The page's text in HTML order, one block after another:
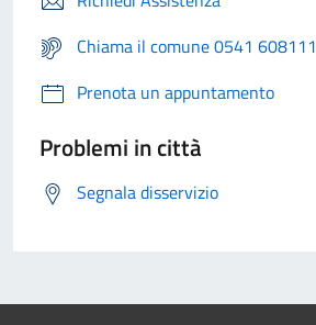
Chiama il comune 0541 608111
Prenota un appuntamento
Problemi in città
Segnala disservizio